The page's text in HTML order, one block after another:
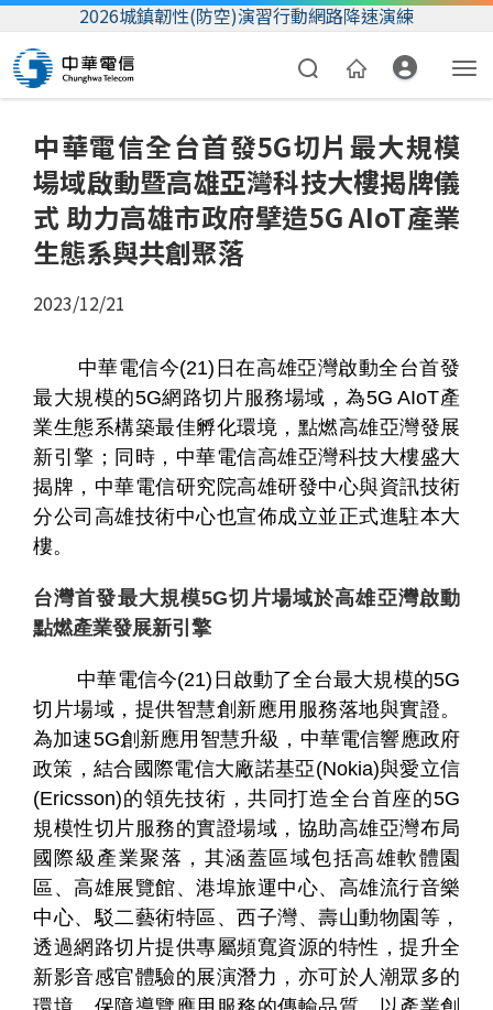
2026城鎮韌性(防空)演習行動網路降速演練
資費合約
帳單繳費
我的帳號
個
人
家
庭
企
業
國
際
科
技
研
發
關
於
我
們
產品
中華電信全台首發5G切片最大規模
場域啟動暨高雄亞灣科技大樓揭牌儀
式 助力高雄市政府擘造5G AIoT產業
生態系與共創聚落
2023/12/21
中華電信今(21)日在高雄亞灣啟動全台首發
最大規模的5G網路切片服務場域，為5G AIoT產
業生態系構築最佳孵化環境，點燃高雄亞灣發展
新引擎；同時，中華電信高雄亞灣科技大樓盛大
揭牌，中華電信研究院高雄研發中心與資訊技術
分公司高雄技術中心也宣佈成立並正式進駐本大
樓。
台灣首發最大規模5G切片場域於高雄亞灣啟動
點燃產業發展新引擎
中華電信今(21)日啟動了全台最大規模的5G
切片場域，提供智慧創新應用服務落地與實證。
為加速5G創新應用智慧升級，中華電信響應政府
政策，結合國際電信大廠諾基亞(Nokia)與愛立信
(Ericsson)的領先技術，共同打造全台首座的5G
規模性切片服務的實證場域，協助高雄亞灣布局
國際級產業聚落，其涵蓋區域包括高雄軟體園
區、高雄展覽館、港埠旅運中心、高雄流行音樂
中心、駁二藝術特區、西子灣、壽山動物園等，
透過網路切片提供專屬頻寬資源的特性，提升全
新影音感官體驗的展演潛力，亦可於人潮眾多的